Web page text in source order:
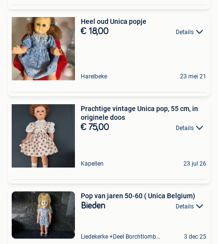
Heel oud Unica popje
€ 18,00 Details
Harelbeke 23 mei 21
Prachtige vintage Unica pop, 55 cm, in
originele doos
€ 75,00 Details
Kapellen 23 jul 26
Pop van jaren 50-60 ( Unica Belgium)
Bieden Details
Liedekerke +Deel Borchtlombeek 3 dec 25